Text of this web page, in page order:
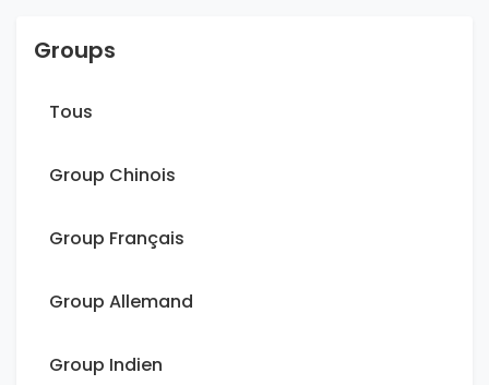
Groups
Tous
Group Chinois
Group Français
Group Allemand
Group Indien